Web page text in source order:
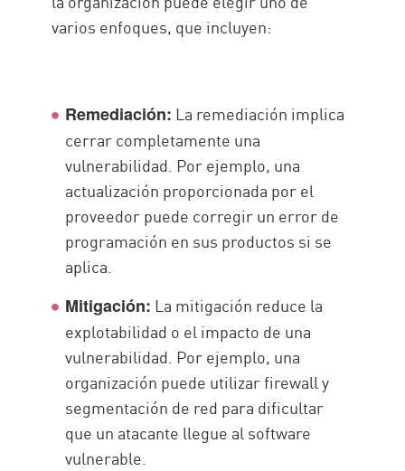
varios enfoques, que incluyen:
Remediación: La remediación implica
cerrar completamente una
vulnerabilidad. Por ejemplo, una
actualización proporcionada por el
proveedor puede corregir un error de
programación en sus productos si se
aplica.
Mitigación: La mitigación reduce la
explotabilidad o el impacto de una
vulnerabilidad. Por ejemplo, una
organización puede utilizar firewall y
segmentación de red para dificultar
que un atacante llegue al software
vulnerable.